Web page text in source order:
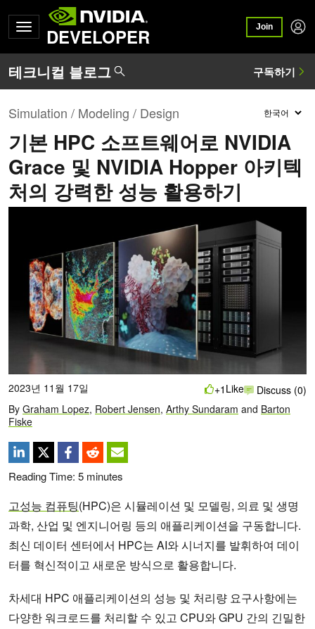
DEVELOPER Join
Simulation / Modeling / Design
기본 HPC 소프트웨어로 NVIDIA
Grace 및 NVIDIA Hopper 아키텍
처의 강력한 성능 활용하기
2023년 11월 17일
By Graham Lopez, Robert Jensen, Arthy Sundaram and Barton
Fiske
+1 Like Discuss (0)
Reading Time: 5 minutes
고성능 컴퓨팅(HPC)은 시뮬레이션 및 모델링, 의료 및 생명
과학, 산업 및 엔지니어링 등의 애플리케이션을 구동합니다.
최신 데이터 센터에서 HPC는 AI와 시너지를 발휘하여 데이
터를 혁신적이고 새로운 방식으로 활용합니다.
차세대 HPC 애플리케이션의 성능 및 처리량 요구사항에는
다양한 워크로드를 처리할 수 있고 CPU와 GPU 간의 긴밀한